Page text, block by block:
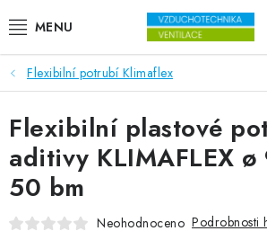
VENTILÁTORY
VZDUCHOTECHNIKA
REKUPERACE
TOPENÍ A CHLAZENÍ
Flexibilní potrubí Klimaflex
Flexibilní plastové
aditivy KLIMAFLEX
50 bm
Neohodnoceno Podrobnosti